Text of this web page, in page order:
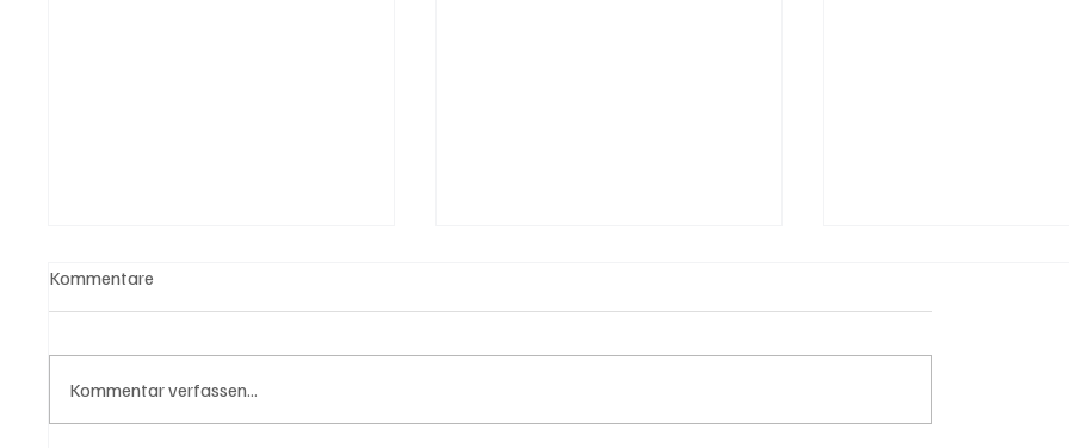
Kommentare
Kommentar verfassen...